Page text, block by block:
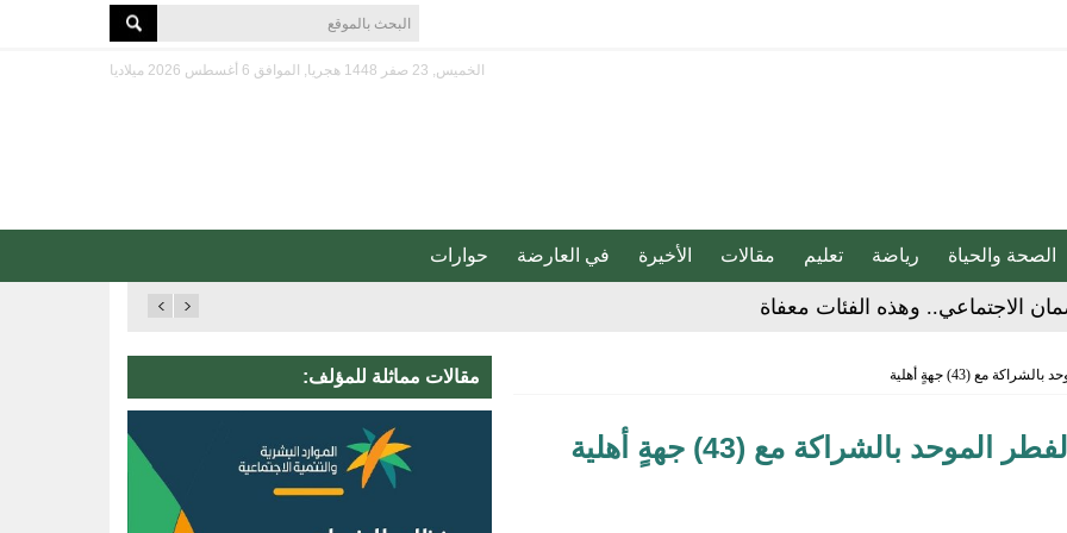
الخميس, 23 صفر 1448 هجريا, الموافق 6 أغسطس 2026 ميلاديا
الصحة والحياة رياضة تعليم مقالات الأخيرة في العارضة حوارات
ليست من التابعين
“الوقف الإسعافي” للهلال الأحمر السعودي
مع (43) جهةٍ أهلية
بالشراكة مع (43) جهةٍ أهلية
مقالات مماثلة للمؤلف: